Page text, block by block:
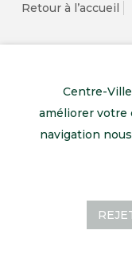
Retour à l’accueil
Centre-
améliorer votre
navigation